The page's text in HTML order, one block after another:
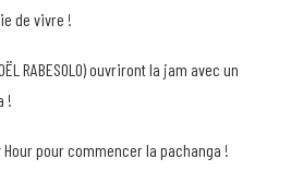
de vivre !
RABESOLO) ouvriront la jam avec un
!
Hour pour commencer la pachanga !